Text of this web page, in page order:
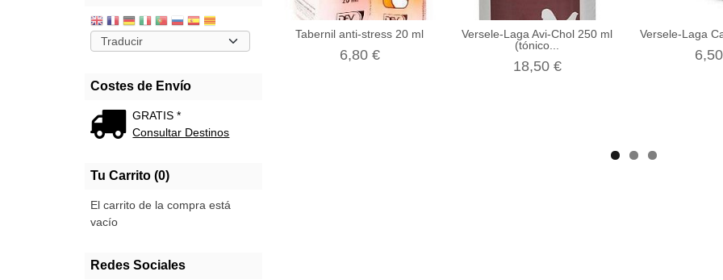
Costes de Envío
GRATIS *
Consultar Destinos
Tu Carrito (0)
El carrito de la compra está
vacío
Redes Sociales
Tabernil anti-stress 20 ml
6,80 €
Versele-Laga Avi-Chol 250 ml
(tónico...
18,50 €
Versele-Laga